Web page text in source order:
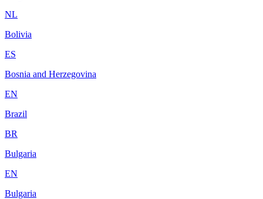
NL
Bolivia
ES
Bosnia and Herzegovina
EN
Brazil
BR
Bulgaria
EN
Bulgaria